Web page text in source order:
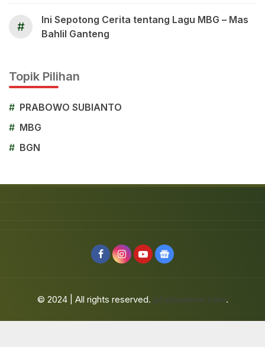
#
Ini Sepotong Cerita tentang Lagu MBG – Mas
Bahlil Ganteng
Topik Pilihan
# PRABOWO SUBIANTO
# MBG
# BGN
© 2024 | All rights reserved. jafarbuaisme.com.